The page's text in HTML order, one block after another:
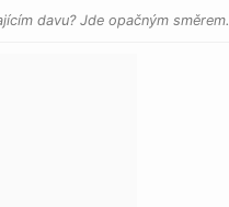
davu? Jde opačným směrem.